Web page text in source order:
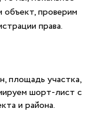
объект, проверим
права.
площадь участка,
шорт-лист с
и района.